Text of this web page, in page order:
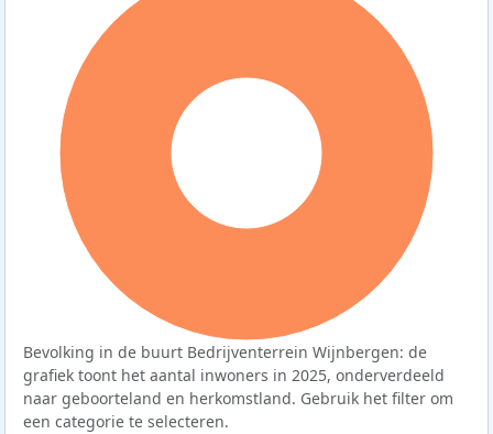
Bevolking in de buurt Bedrijventerrein Wijnbergen: de
grafiek toont het aantal inwoners in 2025, onderverdeeld
naar geboorteland en herkomstland. Gebruik het filter om
een categorie te selecteren.